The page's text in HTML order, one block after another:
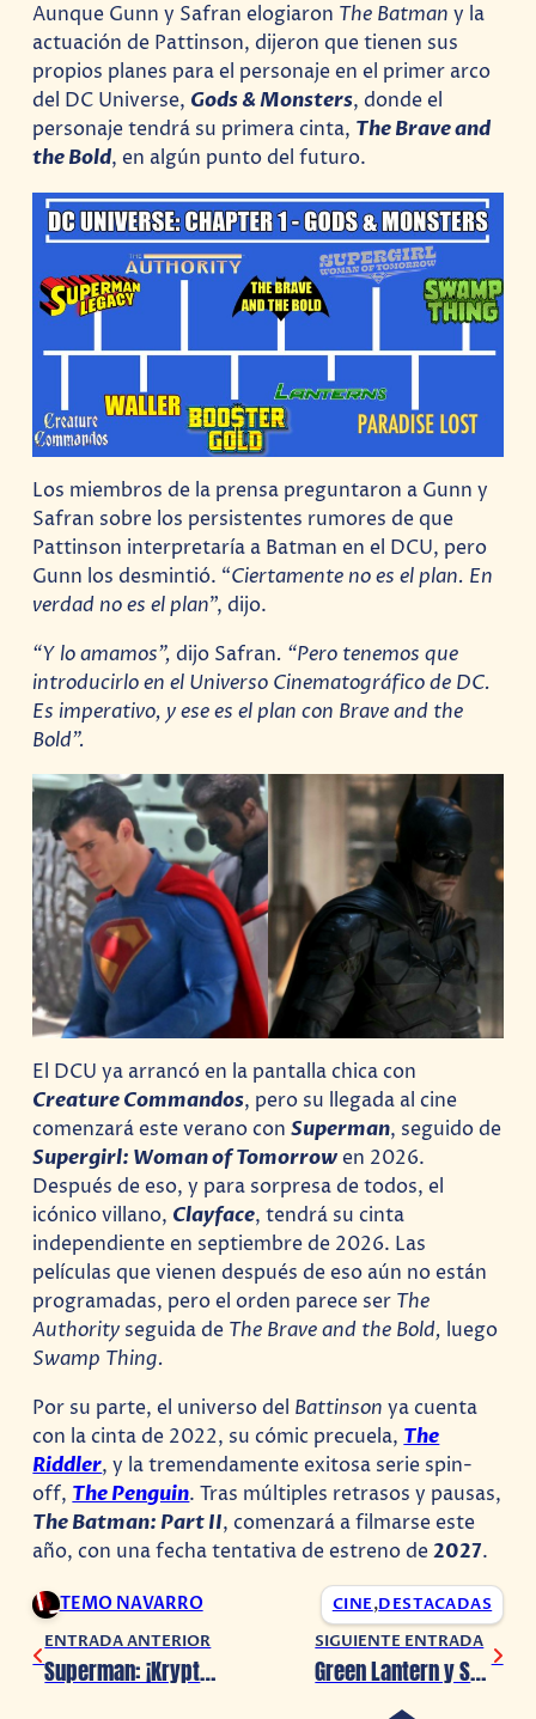
Aunque Gunn y Safran elogiaron The Batman y la
actuación de Pattinson, dijeron que tienen sus
propios planes para el personaje en el primer arco
del DC Universe, Gods & Monsters, donde el
personaje tendrá su primera cinta, The Brave and
the Bold, en algún punto del futuro.
Los miembros de la prensa preguntaron a Gunn y
Safran sobre los persistentes rumores de que
Pattinson interpretaría a Batman en el DCU, pero
Gunn los desmintió. “Ciertamente no es el plan. En
verdad no es el plan”, dijo.
“Y lo amamos”,dijo Safran. “Pero tenemos que
introducirlo en el Universo Cinematográfico de DC.
Es imperativo, y ese es el plan con Brave and the
Bold”.
El DCU ya arrancó en la pantalla chica con
Creature Commandos, pero su llegada al cine
comenzará este verano conSuperman, seguido de
Supergirl: Woman of Tomorrowen 2026.
Después de eso, y para sorpresa de todos, el
icónico villano, Clayface, tendrá su cinta
independiente en septiembre de 2026. Las
películas que vienen después de eso aún no están
programadas, pero el orden parece ser The
Authority seguida de The Brave and the Bold, luego
Swamp Thing.
Por su parte, el universo del Battinsonya cuenta
con la cinta de 2022, su cómic precuela, The
Riddler, y la tremendamente exitosa serie spin-
off, The Penguin. Tras múltiples retrasos y pausas,
The Batman: Part II, comenzará a filmarse este
año, con una fecha tentativa de estreno de2027.
TEMO NAVARRO CINE,DESTACADAS
ENTRADA ANTERIOR
Superman: ¡Krypto tendrá su propio spin-off!
SIGUIENTE ENTRADA
Green Lantern y Starfire tendrán series dentro del DCU